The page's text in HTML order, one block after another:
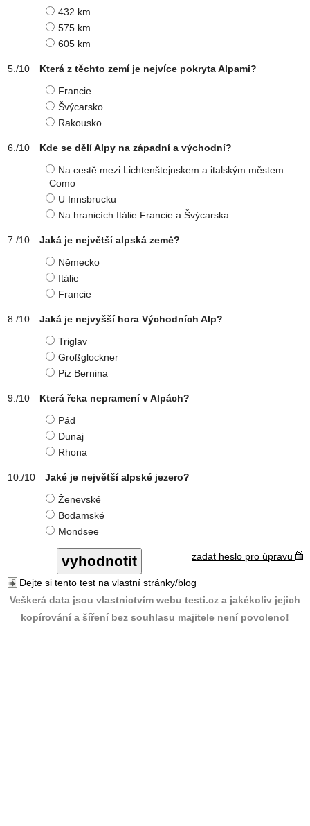
432 km
575 km
605 km
Která z těchto zemí je nejvíce pokryta Alpami?
Francie
Švýcarsko
Rakousko
Kde se dělí Alpy na západní a východní?
Na cestě mezi Lichtenštejnskem a italským městem
Como
U Innsbrucku
Na hranicích Itálie Francie a Švýcarska
Jaká je největší alpská země?
Německo
Itálie
Francie
Jaká je nejvyšší hora Východních Alp?
Triglav
Großglockner
Piz Bernina
Která řeka nepramení v Alpách?
Pád
Dunaj
Rhona
Jaké je největší alpské jezero?
Ženevské
Bodamské
Mondsee
zadat heslo pro úpravu
Dejte si tento test na vlastní stránky/blog
Veškerá data jsou vlastnictvím webu testi.cz a jakékoliv jejich
kopírování a šíření bez souhlasu majitele není povoleno!